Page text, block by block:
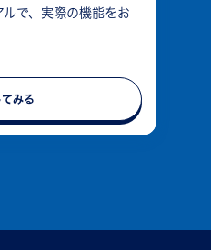
で、実際の機能をお
みる